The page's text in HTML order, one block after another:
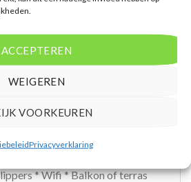
ACCEPTEREN
WEIGEREN
VOORKEUREN
Privacyverklaring
douche in bad, toilet, föhn,
en badslippers * Wifi *
* Child Friendly Room CF *
* Slaapbank voor één
* Airconditioning * Kluisje
en theefaciliteiten *
* Wifi * Balkon of terras